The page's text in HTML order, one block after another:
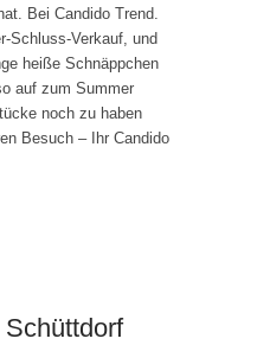
Bei Candido Trend.
Schluss-Verkauf, und
heiße Schnäppchen
auf zum Summer
noch zu haben
Besuch – Ihr Candido